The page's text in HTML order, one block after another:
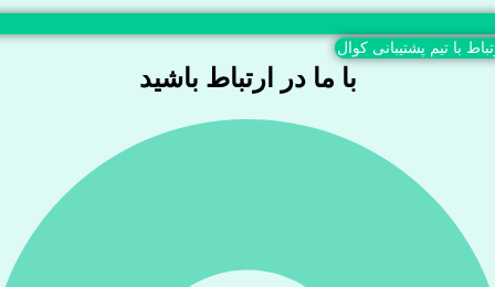
با تیم پشتیبانی کوال
با ما در ارتباط باشید